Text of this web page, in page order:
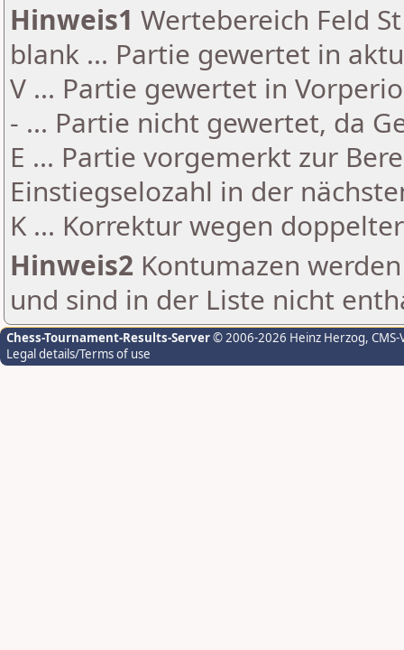
Hinweis1 Wertebereich Feld
blank ... Partie gewertet in
V ... Partie gewertet in
- ... Partie nicht gewertet, da
E ... Partie vorgemerkt zur
Einstiegselozahl in der
K ... Korrektur wegen
Hinweis2 Kontumazen
und sind in der Liste nicht
Chess-Tournament-Results-Server© 2006-2026 Heinz Herzog,
Legal details/Terms of use